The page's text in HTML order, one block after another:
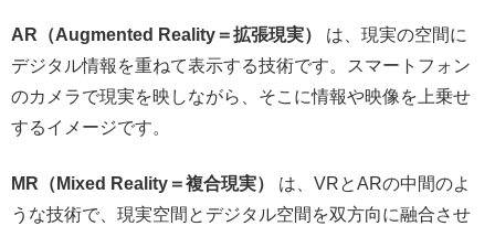
AR（Augmented Reality＝拡張現実）
は、現実の空間に
デジタル情報を重ねて表示する技術です。スマートフォン
のカメラで現実を映しながら、そこに情報や映像を上乗せ
するイメージです。
MR（Mixed Reality＝複合現実）
は、VRとARの中間のよ
うな技術で、現実空間とデジタル空間を双方向に融合させ